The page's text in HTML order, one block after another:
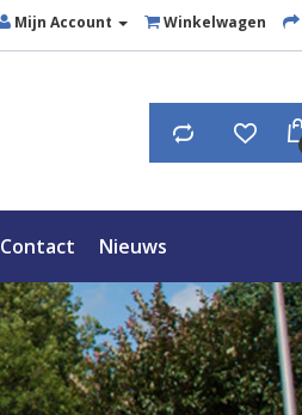
Mijn Account Winkelwagen
Contact Nieuws